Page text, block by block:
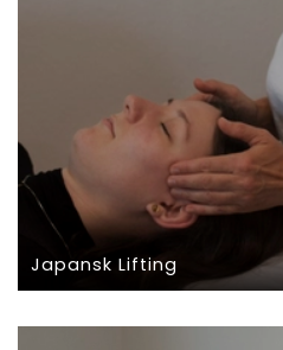
Japansk Lifting